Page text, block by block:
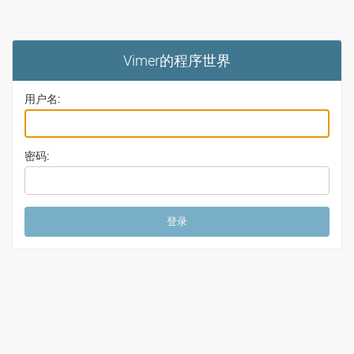
Vimer的程序世界
用户名:
密码: